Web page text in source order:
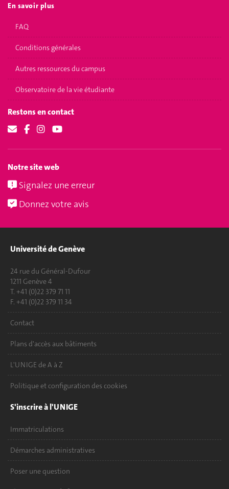
En savoir plus
FAQ
Conditions générales
Autres ressources du campus
Observatoire de la vie étudiante
Restons en contact
Notre site web
Signalez une erreur
Donnez votre avis
Université de Genève
24 rue du Général-Dufour
1211 Genève 4
T. +41 (0)22 379 71 11
F. +41 (0)22 379 11 34
Contact
Plans d'accès aux bâtiments
L'UNIGE de A à Z
Politique et configuration des cookies
S'inscrire à l'UNIGE
Immatriculations
Démarches administratives
Poser une question